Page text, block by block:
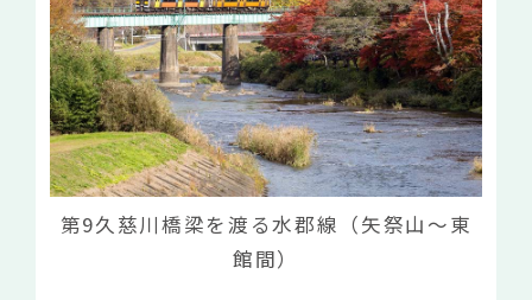
第9久慈川橋梁を渡る水郡線（矢祭山〜東
館間）